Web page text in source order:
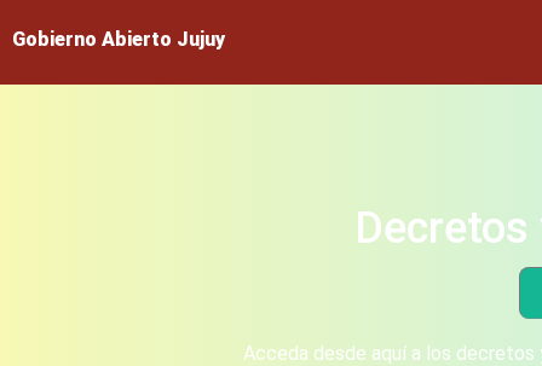
Gobierno Abierto Jujuy
Acceda desde aquí a los